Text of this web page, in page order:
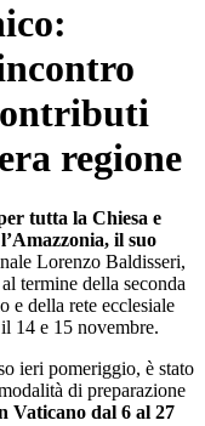
regione
tutta la Chiesa e
il suo
Lorenzo Baldisseri,
termine della seconda
e della rete ecclesiale
14 e 15 novembre.
ieri pomeriggio, è stato
di preparazione
Vaticano dal 6 al 27